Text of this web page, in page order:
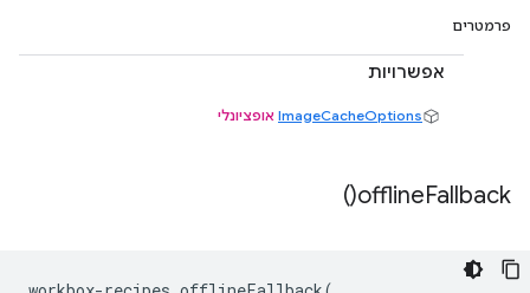
פרמטרים
אפשרויות
ImageCacheOptions אופציונלי
offlineFallback(
)